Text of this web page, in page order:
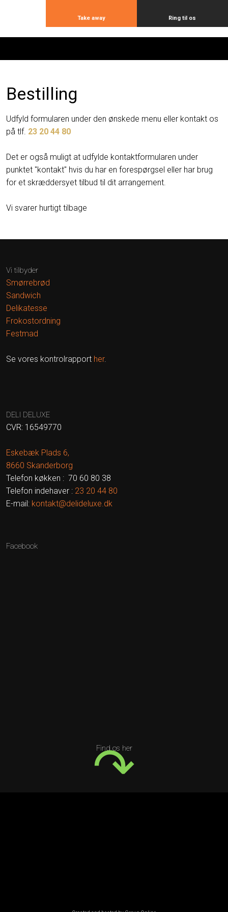
Take away Ring til os
Bestilling​
Udfyld formularen under den ønskede menu eller kontakt os
på tlf. 23 20 44 80
Det er også muligt at udfylde kontaktformularen under
punktet "kontakt" hvis du har en forespørgsel eller har brug
for et skræddersyet tilbud til dit arrangement.
Vi svarer hurtigt tilbage​
Vi tilbyder​
Smørrebrød
Sandwich
Delikatesse
Frokostordning
Festmad​
Se vores kontrolrapport her.
DELI DELUXE​
​CVR: 16549770
Eskebæk Plads 6,
​8660 Skanderborg
​Telefon køkken : 70 60 80 38
Telefon indehaver : 23 20 44​ 80
E-mail: kontakt@delideluxe.dk
Facebook
Find os her
↷​​